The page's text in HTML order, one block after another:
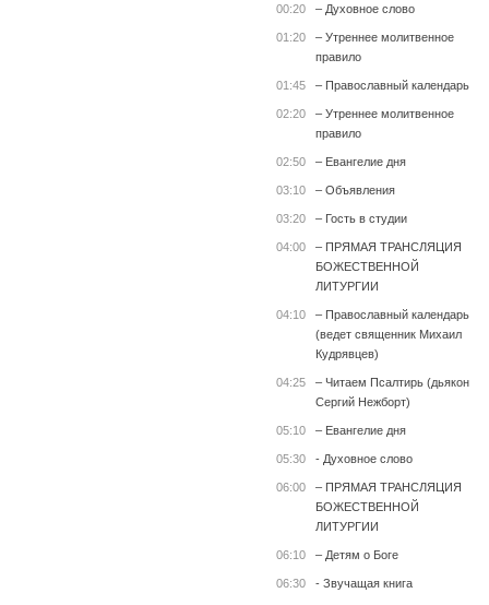
00:20 – Духовное слово
01:20
– Утреннее молитвенное
правило
01:45 – Православный календарь
02:20
– Утреннее молитвенное
правило
02:50 – Евангелие дня
03:10 – Объявления
03:20 – Гость в студии
04:00
– ПРЯМАЯ ТРАНСЛЯЦИЯ
БОЖЕСТВЕННОЙ
ЛИТУРГИИ
04:10
– Православный календарь
(ведет священник Михаил
Кудрявцев)
04:25
– Читаем Псалтирь (дьякон
Сергий Нежборт)
05:10 – Евангелие дня
05:30 - Духовное слово
06:00
– ПРЯМАЯ ТРАНСЛЯЦИЯ
БОЖЕСТВЕННОЙ
ЛИТУРГИИ
06:10 – Детям о Боге
06:30 - Звучащая книга